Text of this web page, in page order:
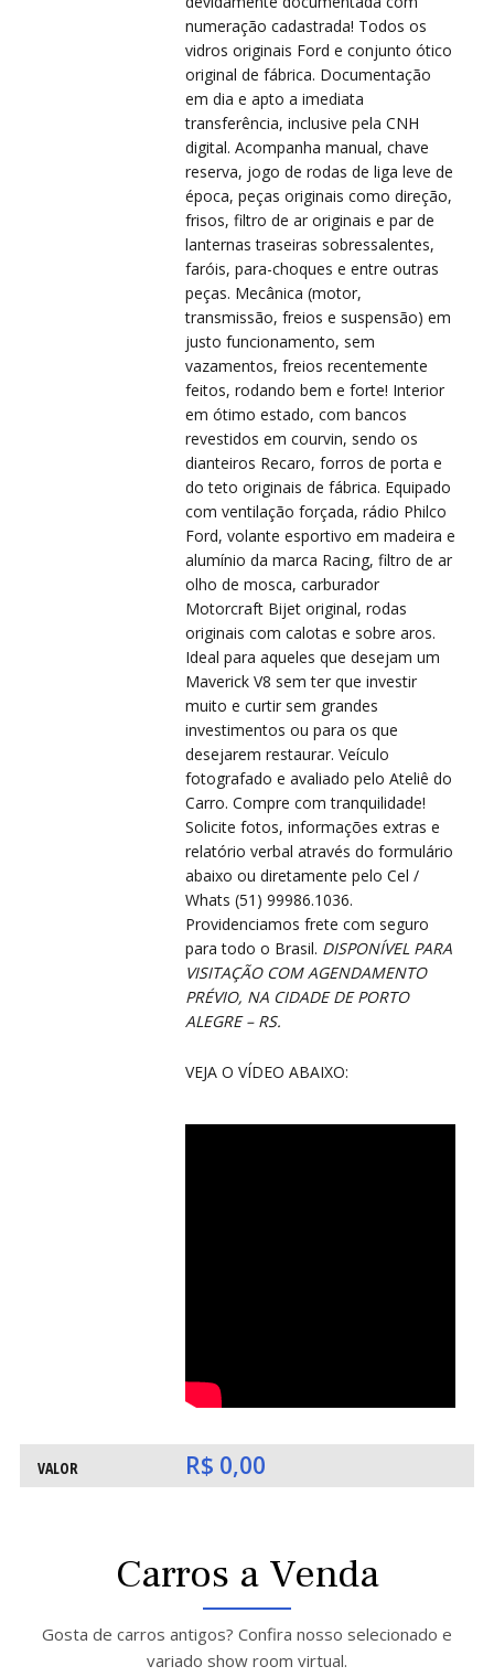
O
O
numeração cadastrada! Todos os
vidros originais Ford e conjunto ótico
original de fábrica. Documentação
em dia e apto a imediata
transferência, inclusive pela CNH
digital. Acompanha manual, chave
reserva, jogo de rodas de liga leve de
época, peças originais como direção,
frisos, filtro de ar originais e par de
lanternas traseiras sobressalentes,
faróis, para-choques e entre outras
peças. Mecânica (motor,
transmissão, freios e suspensão) em
justo funcionamento, sem
vazamentos, freios recentemente
feitos, rodando bem e forte! Interior
em ótimo estado, com bancos
revestidos em courvin, sendo os
dianteiros Recaro, forros de porta e
do teto originais de fábrica. Equipado
com ventilação forçada, rádio Philco
Ford, volante esportivo em madeira e
alumínio da marca Racing, filtro de ar
olho de mosca, carburador
Motorcraft Bijet original, rodas
originais com calotas e sobre aros.
Ideal para aqueles que desejam um
Maverick V8 sem ter que investir
muito e curtir sem grandes
investimentos ou para os que
desejarem restaurar. Veículo
fotografado e avaliado pelo Ateliê do
Carro. Compre com tranquilidade!
Solicite fotos, informações extras e
relatório verbal através do formulário
abaixo ou diretamente pelo Cel /
Whats (51) 99986.1036.
Providenciamos frete com seguro
para todo o Brasil. DISPONÍVEL PARA
VISITAÇÃO COM AGENDAMENTO
PRÉVIO, NA CIDADE DE PORTO
ALEGRE – RS.
VEJA O VÍDEO ABAIXO:
VALOR R$ 0,00
Carros a Venda
Gosta de carros antigos? Confira nosso selecionado e
variado show room virtual.